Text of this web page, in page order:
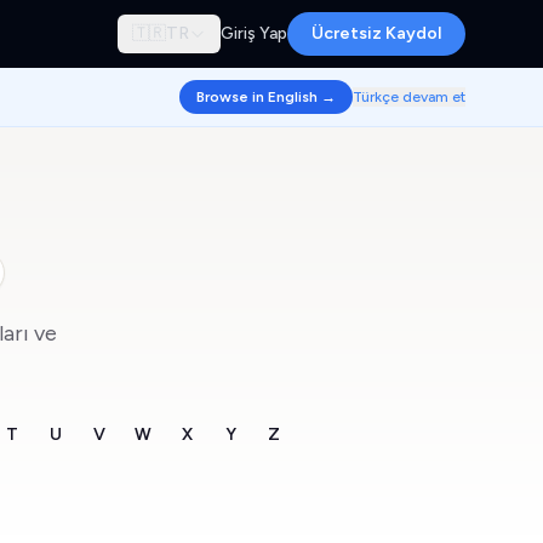
🇹🇷 TR Giriş Yap Ücretsiz Kaydol
Browse in English → Türkçe devam et
ve
T U V W X Y Z